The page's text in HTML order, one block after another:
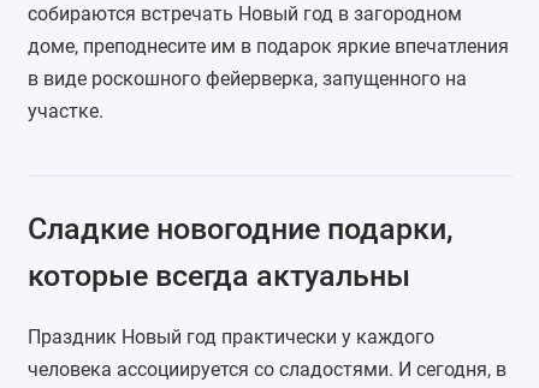
собираются встречать Новый год в загородном
доме, преподнесите им в подарок яркие впечатления
в виде роскошного фейерверка, запущенного на
участке.
Сладкие новогодние подарки,
которые всегда актуальны
Праздник Новый год практически у каждого
человека ассоциируется со сладостями. И сегодня, в